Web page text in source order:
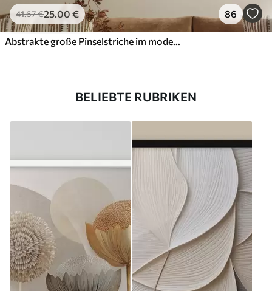
41.67€25.00 € 86
Abstrakte große Pinselstriche im modernen Stil
BELIEBTE RUBRIKEN